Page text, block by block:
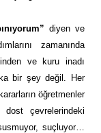
diyen ve
zamanında
ve kuru inadı
bir şey değil. Her
öğretmenler
dost çevrelerindeki
suçluyor…